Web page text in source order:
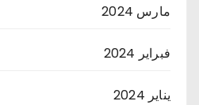
مارس 2024
فبراير 2024
يناير 2024